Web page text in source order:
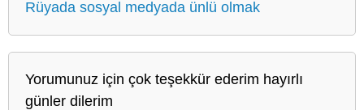
Rüyada sosyal medyada ünlü olmak
Yorumunuz için çok teşekkür ederim hayırlı
günler dilerim